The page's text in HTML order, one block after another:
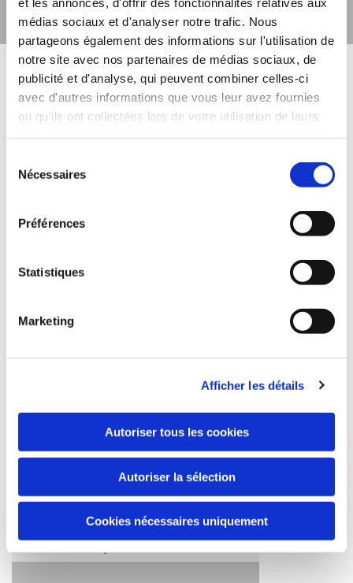
médias sociaux et d'analyser notre trafic. Nous
partageons également des informations sur l'utilisation de
notre site avec nos partenaires de médias sociaux, de
publicité et d'analyse, qui peuvent combiner celles-ci
avec d'autres informations que vous leur avez fournies
ou qu'ils ont collectées lors de votre utilisation de leurs
Nécessaires
Préférences
Statistiques
Marketing
Afficher les détails
Autoriser tous les cookies
Autoriser la sélection
Cookies nécessaires uniquement
Contact page 3
Insert H2 title [4/5]
words
This is a *** PARAGRAPH of
Lorem ipsum dolor sit amet,
eiusmod tempor incididunt ut
nostrud exercitation ullamco
commodo consequat. Duis aute
voluptate velit esse cillum dolore
cupidatat non proident.
email@example.com